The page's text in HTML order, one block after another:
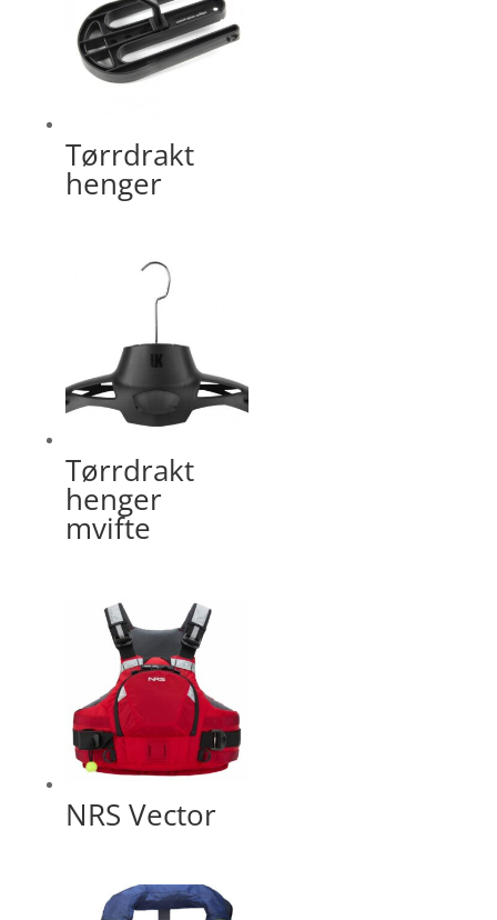
Tørrdrakt
henger
Tørrdrakt
henger
mvifte
NRS Vector